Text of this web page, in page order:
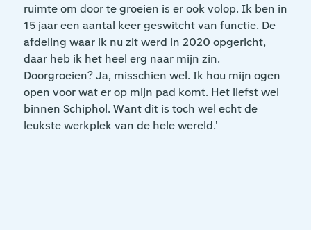
ruimte om door te groeien is er ook volop. Ik ben in
15 jaar een aantal keer geswitcht van functie. De
afdeling waar ik nu zit werd in 2020 opgericht,
daar heb ik het heel erg naar mijn zin.
Doorgroeien? Ja, misschien wel. Ik hou mijn ogen
open voor wat er op mijn pad komt. Het liefst wel
binnen Schiphol. Want dit is toch wel echt de
leukste werkplek van de hele wereld.'